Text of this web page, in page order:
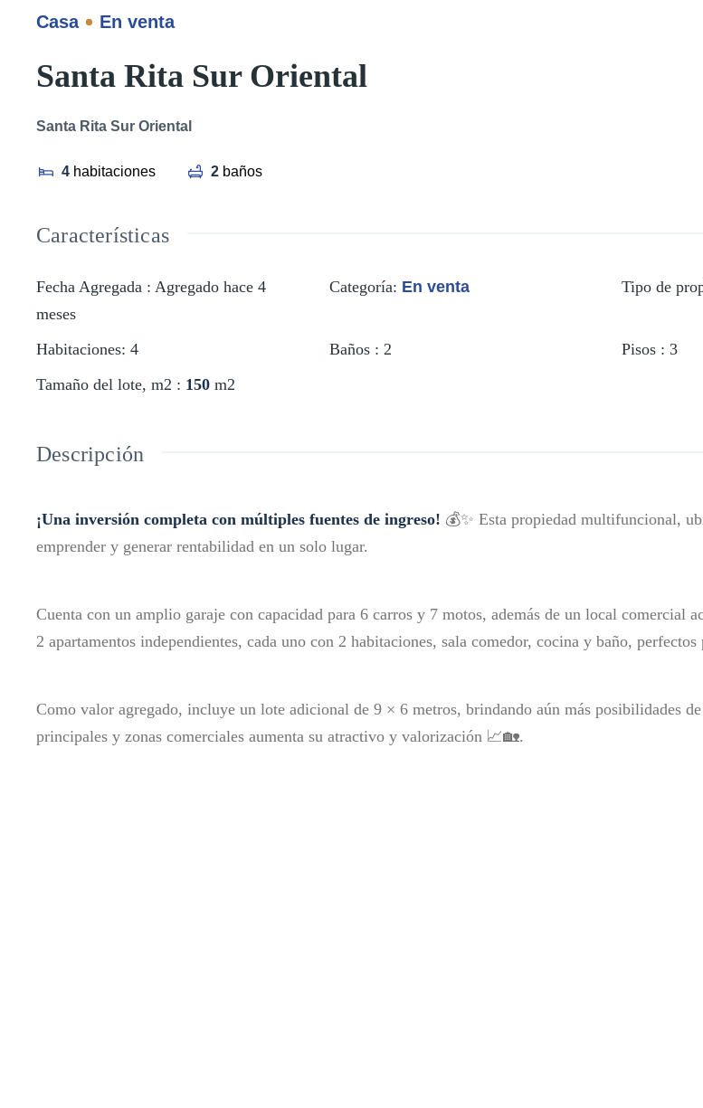
Casa En venta
Santa Rita Sur Oriental
Santa Rita Sur Oriental
4 habitaciones 2 baños
Características
Fecha Agregada : Agregado hace 4
meses
Categoría: En venta Tipo de
Habitaciones: 4 Baños : 2 Pisos : 3
Tamaño del lote, m2 : 150 m2
Descripción
¡Una inversión completa con múltiples fuentes de ingreso! 💰✨ Esta propiedad multifuncional,
emprender y generar rentabilidad en un solo lugar.
Cuenta con un amplio garaje con capacidad para 6 carros y 7 motos, además de un local comercial
2 apartamentos independientes, cada uno con 2 habitaciones, sala comedor, cocina y baño,
Como valor agregado, incluye un lote adicional de 9 × 6 metros, brindando aún más posibilidades
principales y zonas comerciales aumenta su atractivo y valorización 📈🏡.